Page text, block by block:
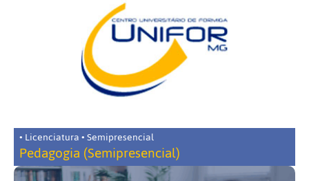
• Licenciatura • Semipresencial
Pedagogia (Semipresencial)